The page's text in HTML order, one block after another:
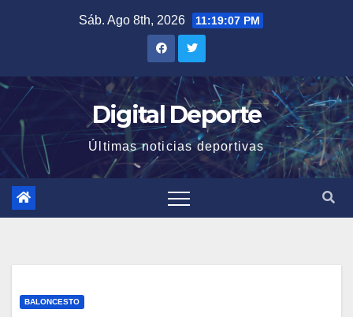
Sáb. Ago 8th, 2026 11:19:07 PM
Digital Deporte
Últimas noticias deportivas
BALONCESTO